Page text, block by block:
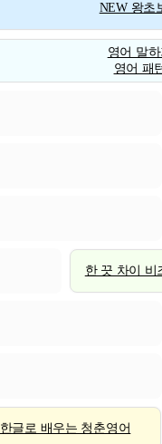
NEW 왕초
영어 말
영어 패
한 끗 차이 비
한글로 배우는 청춘영어